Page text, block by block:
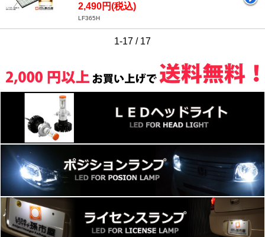
2,490円(税込)
LF365H
1-17 / 17